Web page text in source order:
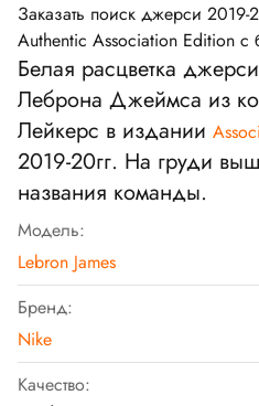
Заказать поиск джерси 2019-
Authentic Association Edition с
Белая расцветка
Леброна Джеймса из
Лейкерс в издании
2019-20гг. На груди
названия команды.
Модель:
Lebron James
Бренд:
Nike
Качество: